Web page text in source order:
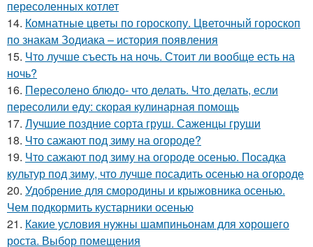
пересоленных котлет
14. Комнатные цветы по гороскопу. Цветочный гороскоп
по знакам Зодиака – история появления
15. Что лучше съесть на ночь. Стоит ли вообще есть на
ночь?
16. Пересолено блюдо- что делать. Что делать, если
пересолили еду: скорая кулинарная помощь
17. Лучшие поздние сорта груш. Саженцы груши
18. Что сажают под зиму на огороде?
19. Что сажают под зиму на огороде осенью. Посадка
культур под зиму, что лучше посадить осенью на огороде
20. Удобрение для смородины и крыжовника осенью.
Чем подкормить кустарники осенью
21. Какие условия нужны шампиньонам для хорошего
роста. Выбор помещения